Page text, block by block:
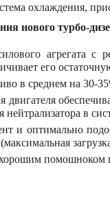
охлаждения,
нового турбо-
агрегата
его
в среднем на 30-
двигателя
в
и оптимально
помошноком